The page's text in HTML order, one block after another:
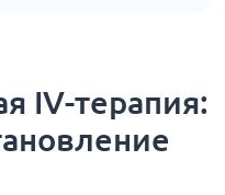
IV-терапия: